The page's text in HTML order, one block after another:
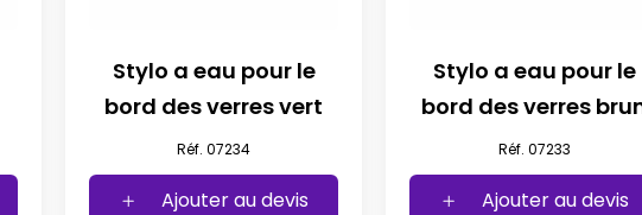
Stylo a eau pour le
bord des verres vert
Réf. 07234
Ajouter au devis
Stylo a eau pour le
bord des verres
Réf. 07233
Ajouter au devis